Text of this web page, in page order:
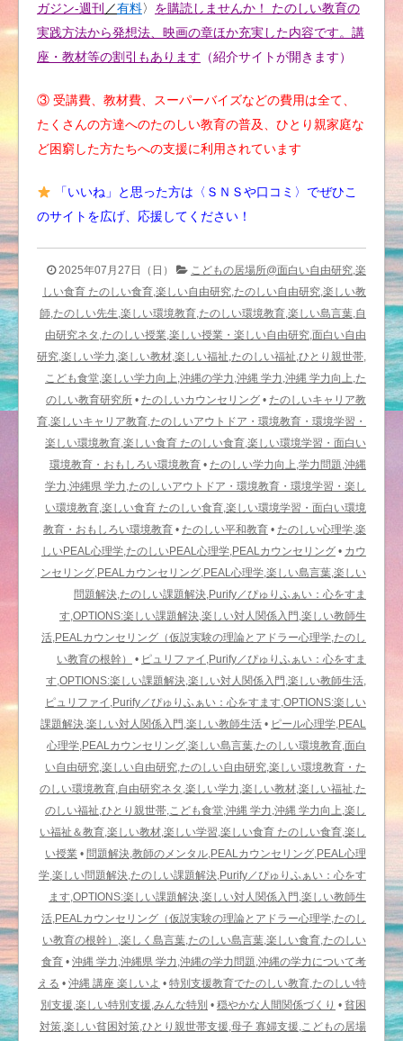
ガジン-週刊 ／有料〉 を購読しませんか！ たのしい教育の
実践方法から発想法、映画の章ほか充実した内容です。講
座・教材等の割引もあります （紹介サイトが開きます）
③ 受講費、教材費、スーパーバイズなどの費用は全て、
たくさんの方達へのたのしい教育の普及、ひとり親家庭な
ど困窮した方たちへの支援に利用されています
「いいね」と思った方は〈ＳＮＳや口コミ〉でぜひこ
のサイトを広げ、応援してください！
2025年07月27日（日）
こどもの居場所@面白い自由研究,楽
しい食育 たのしい食育,楽しい自由研究,たのしい自由研究,楽しい教
師,たのしい先生,楽しい環境教育,たのしい環境教育,楽しい島言葉,自
由研究ネタ,たのしい授業,楽しい授業・楽しい自由研究,面白い自由
研究,楽しい学力,楽しい教材,楽しい福祉,たのしい福祉,ひとり親世帯,
こども食堂,楽しい学力向上,沖縄の学力,沖縄 学力,沖縄 学力向上,た
のしい教育研究所 • たのしいカウンセリング • たのしいキャリア教
育,楽しいキャリア教育,たのしいアウトドア・環境教育・環境学習・
楽しい環境教育,楽しい食育 たのしい食育,楽しい環境学習・面白い
環境教育・おもしろい環境教育 • たのしい学力向上,学力問題,沖縄
学力,沖縄県 学力,たのしいアウトドア・環境教育・環境学習・楽し
い環境教育,楽しい食育 たのしい食育,楽しい環境学習・面白い環境
教育・おもしろい環境教育 • たのしい平和教育 • たのしい心理学,楽
しいPEAL心理学,たのしいPEAL心理学,PEALカウンセリング • カウ
ンセリング,PEALカウンセリング,PEAL心理学,楽しい島言葉,楽しい
問題解決,たのしい課題解決,Purify／ぴゅりふぁい：心をすま
す,OPTIONS:楽しい課題解決,楽しい対人関係入門,楽しい教師生
活,PEALカウンセリング（仮説実験の理論とアドラー心理学,たのし
い教育の根幹）
• ピュリファイ,Purify／ぴゅりふぁい：心をすま
す,OPTIONS:楽しい課題解決,楽しい対人関係入門,楽しい教師生活,
ピュリファイ,Purify／ぴゅりふぁい：心をすます,OPTIONS:楽しい
課題解決,楽しい対人関係入門,楽しい教師生活 • ピール心理学,PEAL
心理学,PEALカウンセリング,楽しい島言葉,たのしい環境教育,面白
い自由研究,楽しい自由研究,たのしい自由研究,楽しい環境教育・た
のしい環境教育,自由研究ネタ,楽しい学力,楽しい教材,楽しい福祉,た
のしい福祉,ひとり親世帯,こども食堂,沖縄 学力,沖縄 学力向上,楽し
い福祉＆教育,楽しい教材,楽しい学習,楽しい食育 たのしい食育,楽し
い授業 • 問題解決,教師のメンタル,PEALカウンセリング,PEAL心理
学,楽しい問題解決,たのしい課題解決,Purify／ぴゅりふぁい：心をす
ます,OPTIONS:楽しい課題解決,楽しい対人関係入門,楽しい教師生
活,PEALカウンセリング（仮説実験の理論とアドラー心理学,たのし
い教育の根幹）,楽しく島言葉,たのしい島言葉,楽しい食育,たのしい
食育 • 沖縄 学力,沖縄県 学力,沖縄の学力問題,沖縄の学力について考
える • 沖縄 講座 楽しいよ • 特別支援教育でたのしい教育,たのしい特
別支援,楽しい特別支援,みんな特別 • 穏やかな人間関係づくり • 貧困
対策,楽しい貧困対策,ひとり親世帯支援,母子 寡婦支援,こどもの居場